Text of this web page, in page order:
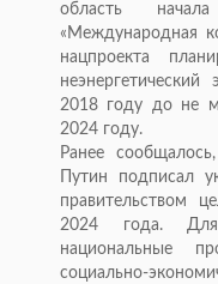
область
«Международная
нацпроекта
2018 году до не
2024 году.
Ранее
Путин подписал
правительством
2024 года.
национальные
социально-